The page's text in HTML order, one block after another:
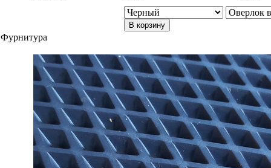
В корзину
Фурнитура